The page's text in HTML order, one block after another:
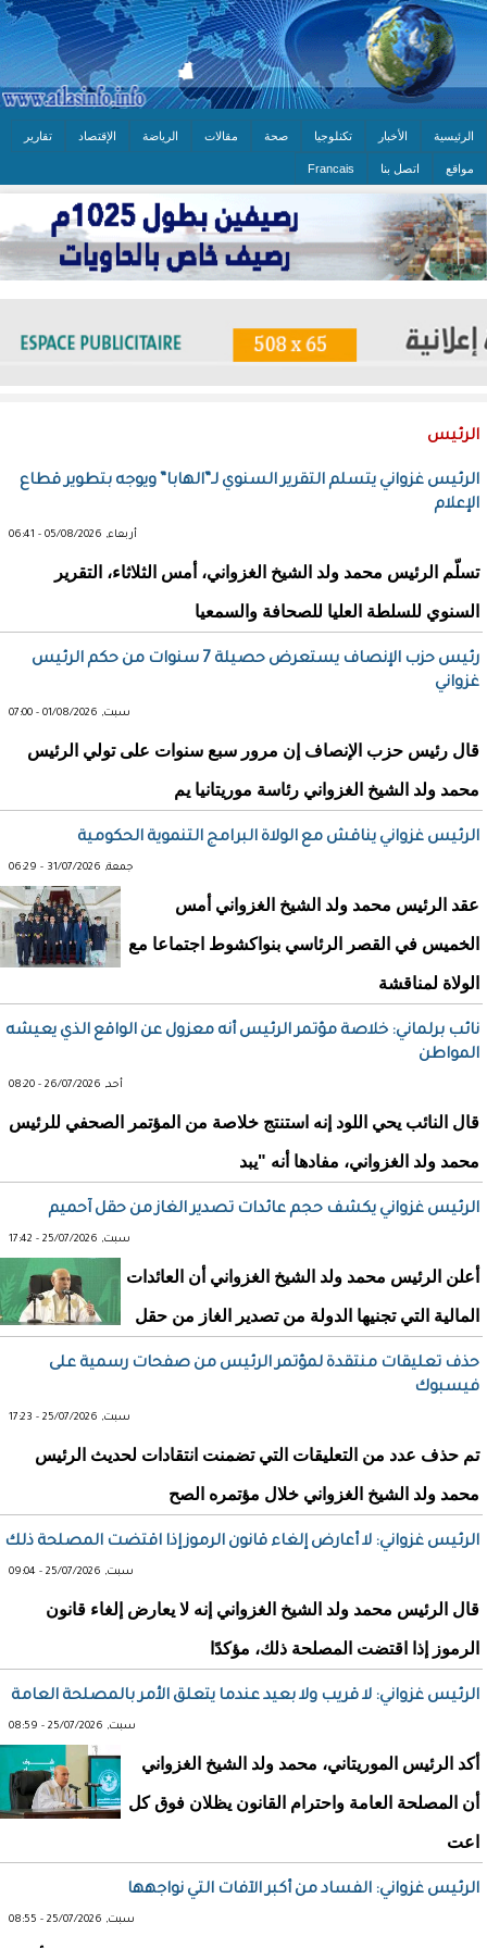
الرئيسية الأخبار تكنلوجيا صحة مقالات الرياضة الإقتصاد تقارير
مواقع اتصل بنا Francais
الرئيس
الرئيس غزواني يتسلم التقرير السنوي لـ”الهابا” ويوجه بتطوير قطاع
الإعلام
أربعاء, 05/08/2026 - 06:41
تسلّم الرئيس محمد ولد الشيخ الغزواني، أمس الثلاثاء، التقرير
السنوي للسلطة العليا للصحافة والسمعيا
رئيس حزب الإنصاف يستعرض حصيلة 7 سنوات من حكم الرئيس
غزواني
سبت, 01/08/2026 - 07:00
قال رئيس حزب الإنصاف إن مرور سبع سنوات على تولي الرئيس
محمد ولد الشيخ الغزواني رئاسة موريتانيا يم
الرئيس غزواني يناقش مع الولاة البرامج التنموية الحكومية
جمعة, 31/07/2026 - 06:29
عقد الرئيس محمد ولد الشيخ الغزواني أمس
الخميس في القصر الرئاسي بنواكشوط اجتماعا مع
الولاة لمناقشة
نائب برلماني: خلاصة مؤتمر الرئيس أنه معزول عن الواقع الذي يعيشه
المواطن
أحد, 26/07/2026 - 08:20
قال النائب يحي اللود إنه استنتج خلاصة من المؤتمر الصحفي للرئيس
محمد ولد الغزواني، مفادها أنه "يبد
الرئيس غزواني يكشف حجم عائدات تصدير الغاز من حقل آحميم
سبت, 25/07/2026 - 17:42
أعلن الرئيس محمد ولد الشيخ الغزواني أن العائدات
المالية التي تجنيها الدولة من تصدير الغاز من حقل
حذف تعليقات منتقدة لمؤتمر الرئيس من صفحات رسمية على
فيسبوك
سبت, 25/07/2026 - 17:23
تم حذف عدد من التعليقات التي تضمنت انتقادات لحديث الرئيس
محمد ولد الشيخ الغزواني خلال مؤتمره الصح
الرئيس غزواني: لا أعارض إلغاء قانون الرموز إذا اقتضت المصلحة ذلك
سبت, 25/07/2026 - 09:04
قال الرئيس محمد ولد الشيخ الغزواني إنه لا يعارض إلغاء قانون
الرموز إذا اقتضت المصلحة ذلك، مؤكدًا
الرئيس غزواني: لا قريب ولا بعيد عندما يتعلق الأمر بالمصلحة العامة
سبت, 25/07/2026 - 08:59
أكد الرئيس الموريتاني، محمد ولد الشيخ الغزواني
أن المصلحة العامة واحترام القانون يظلان فوق كل
اعت
الرئيس غزواني: الفساد من أكبر الآفات التي نواجهها
سبت, 25/07/2026 - 08:55